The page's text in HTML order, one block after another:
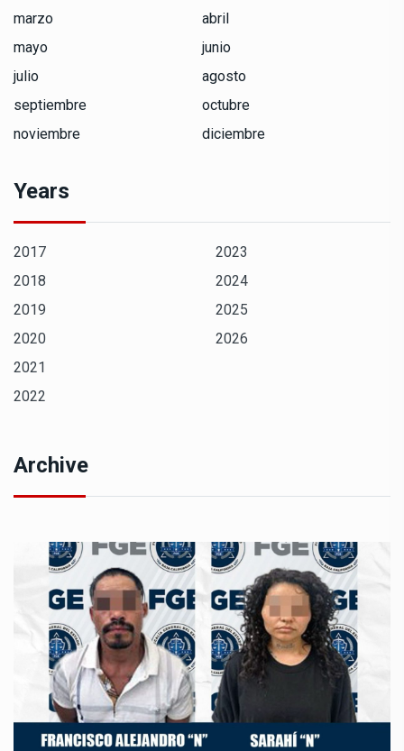
marzo
abril
mayo
junio
julio
agosto
septiembre
octubre
noviembre
diciembre
Years
2017
2018
2019
2020
2021
2022
2023
2024
2025
2026
Archive